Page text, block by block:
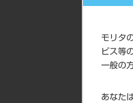
モリタ
ビス等
一般の
あなた